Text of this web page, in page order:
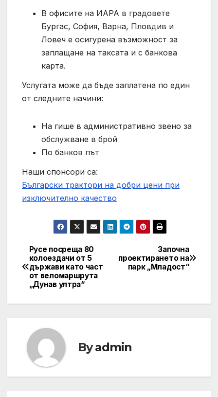
В офисите на ИАРА в градовете
Бургас, София, Варна, Пловдив и
Ловеч е осигурена възможност за
заплащане на таксата и с банкова
карта.
Услугата може да бъде заплатена по един
от следните начини:
На гише в административно звено за
обслужване в брой
По банков път
Наши спонсори са:
Български трактори на добри цени при
изключително качество
Post
navigation
Започна
проектирането на
парк „Младост“
Русе посреща 80
колоездачи от 5
държави като част
от веломаршрута
„Дунав ултра“
Byadmin